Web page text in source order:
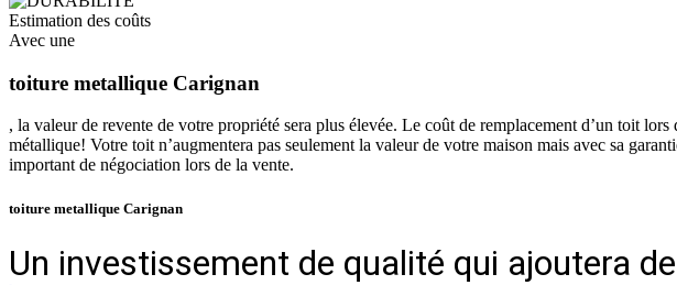
Estimation des coûts
Avec une
toiture metallique Carignan
, la valeur de revente de votre propriété sera plus élevée. Le coût de remplacement d’un toit
métallique! Votre toit n’augmentera pas seulement la valeur de votre maison mais avec sa
important de négociation lors de la vente.
toiture metallique Carignan
Un investissement de qualité qui ajoutera